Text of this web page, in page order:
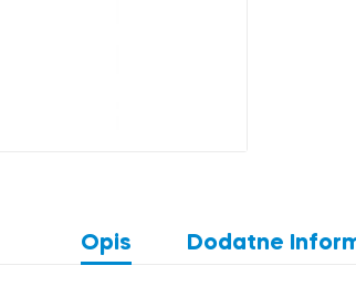
Opis Dodatne